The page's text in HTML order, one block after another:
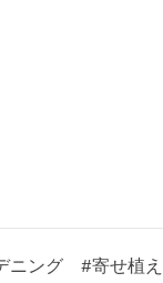
ニング #寄せ植え